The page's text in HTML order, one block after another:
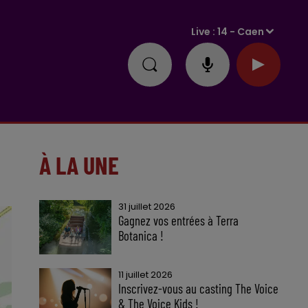
Live :14 - Caen
À LA UNE
31 juillet 2026
Gagnez vos entrées à Terra
Botanica !
11 juillet 2026
Inscrivez-vous au casting The Voice
& The Voice Kids !